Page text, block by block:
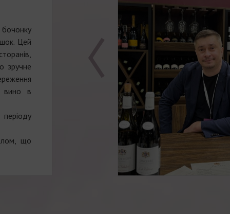
Цей
зручне
вино в
що